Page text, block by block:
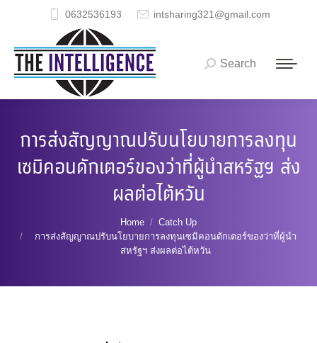
0632536193 intsharing321@gmail.com
Search:
Search
การส่งสัญญาณปรับนโยบายการลงทุน
เซมิคอนดักเตอร์ของว่าที่ผู้นำสหรัฐฯ ส่ง
ผลต่อไต้หวัน
Home
Catch Up
การส่งสัญญาณปรับนโยบายการลงทุนเซมิคอนดักเตอร์ของว่าที่ผู้นำ
สหรัฐฯ ส่งผลต่อไต้หวัน